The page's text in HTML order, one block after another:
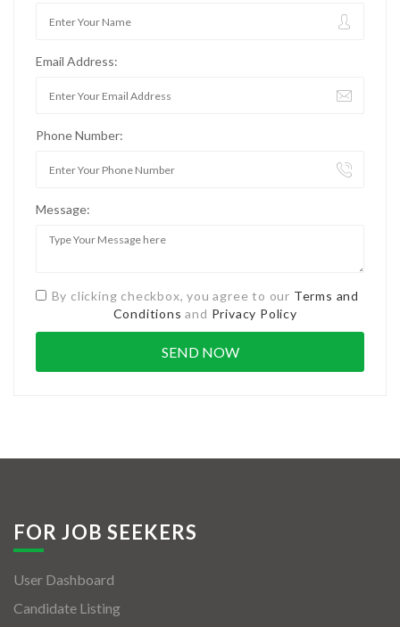
Email Address:
Phone Number:
Message:
By clicking checkbox, you agree to our Terms and
Conditions and Privacy Policy
FOR JOB SEEKERS
User Dashboard
Candidate Listing